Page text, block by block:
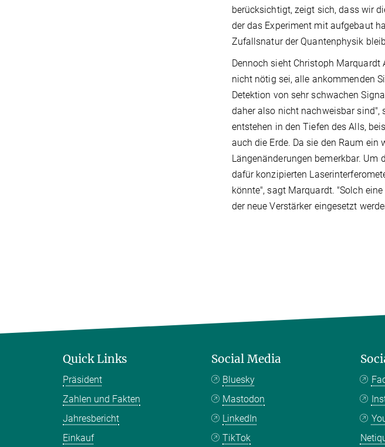
berücksichtigt, zeigt sich, dass wir
der das Experiment mit aufgebaut
Zufallsnatur der Quantenphysik
Dennoch sieht Christoph Marquardt
nicht nötig sei, alle ankommenden
Detektion von sehr schwachen
daher also nicht nachweisbar sind",
entstehen in den Tiefen des Alls,
auch die Erde. Da sie den Raum
Längenänderungen bemerkbar. Um
dafür konzipierten
könnte", sagt Marquardt. "Solch
der neue Verstärker eingesetzt
Quick Links
Präsident
Zahlen und Fakten
Jahresbericht
Einkauf
Social Media
Bluesky
Mastodon
LinkedIn
TikTok